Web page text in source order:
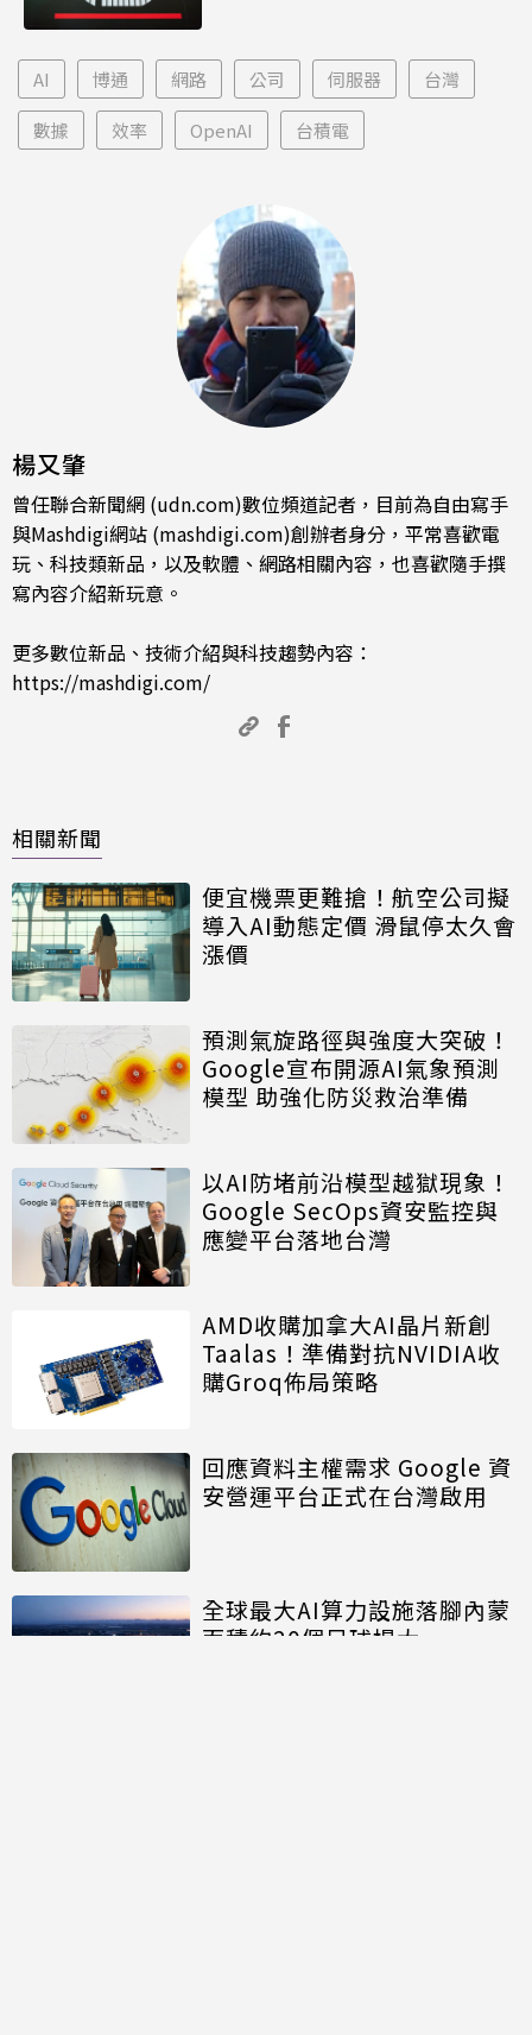
AI 博通 網路 公司 伺服器 台灣
數據 效率 OpenAI 台積電
楊又肇
曾任聯合新聞網 (udn.com)數位頻道記者，目前為自由寫手
與Mashdigi網站 (mashdigi.com)創辦者身分，平常喜歡電
玩、科技類新品，以及軟體、網路相關內容，也喜歡隨手撰
寫內容介紹新玩意。
更多數位新品、技術介紹與科技趨勢內容：
https://mashdigi.com/
相關新聞
便宜機票更難搶！航空公司擬
導入AI動態定價 滑鼠停太久會
漲價
預測氣旋路徑與強度大突破！
Google宣布開源AI氣象預測
模型 助強化防災救治準備
以AI防堵前沿模型越獄現象！
Google SecOps資安監控與
應變平台落地台灣
AMD收購加拿大AI晶片新創
Taalas！準備對抗NVIDIA收
購Groq佈局策略
回應資料主權需求 Google 資
安營運平台正式在台灣啟用
全球最大AI算力設施落腳內蒙
面積約20個足球場大